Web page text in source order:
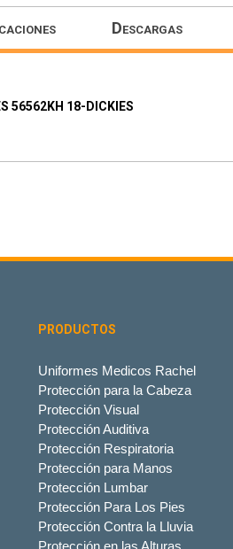
Descargas
56562KH 18-DICKIES
PRODUCTOS
Uniformes Medicos Rachel
Protección para la Cabeza
Protección Visual
Protección Auditiva
Protección Respiratoria
Protección para Manos
Protección Lumbar
Protección Para Los Pies
Protección Contra la Lluvia
Protección en las Alturas